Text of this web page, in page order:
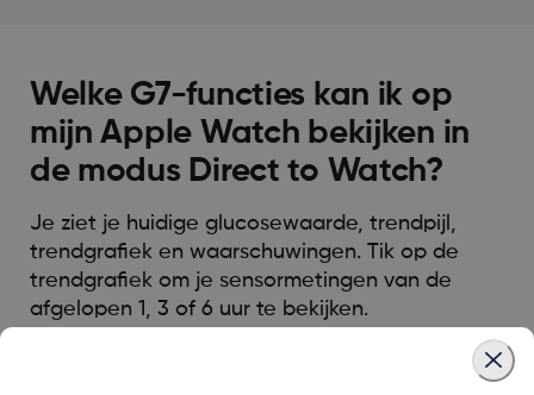
Welke G7-functies kan ik op
mijn Apple Watch bekijken in
de modus Direct to Watch?
Je ziet je huidige glucosewaarde, trendpijl,
trendgrafiek en waarschuwingen. Tik op de
trendgrafiek om je sensormetingen van de
afgelopen 1, 3 of 6 uur te bekijken.